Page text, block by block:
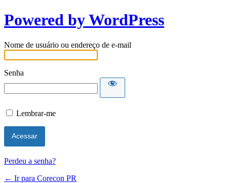
Powered by WordPress
Nome de usuário ou endereço de e-mail
Senha
Lembrar-me
Perdeu a senha?
← Ir para Corecon PR